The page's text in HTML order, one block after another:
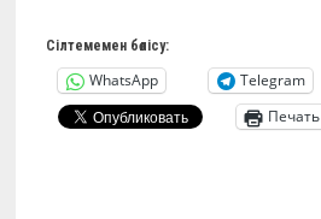
Сілтемемен бөлісу:
WhatsApp
Telegram
Печать